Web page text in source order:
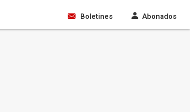
Boletines Abonados